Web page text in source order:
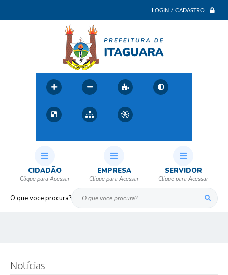
LOGIN / CADASTRO
O que voce procura?
CIDADÃO EMPRESA SERVIDOR
Notícias